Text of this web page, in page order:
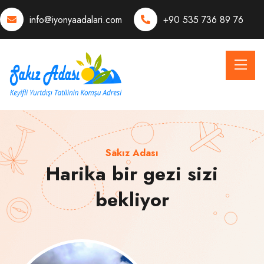
info@iyonyaadalari.com +90 535 736 89 76
Sakız Adası
Harika bir gezi sizi
bekliyor